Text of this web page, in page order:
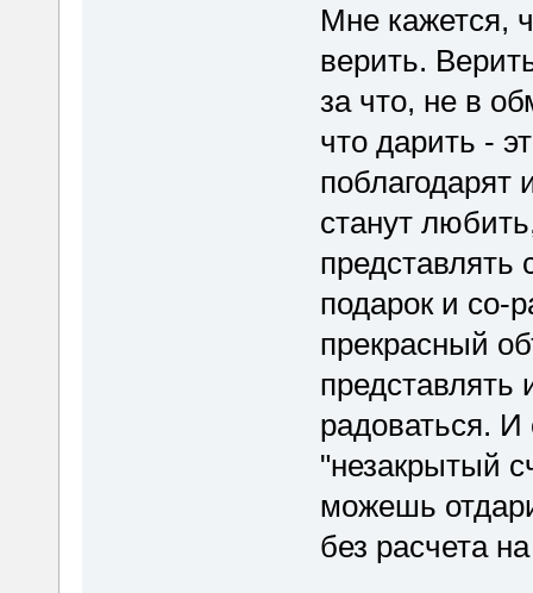
Мне кажется,
верить.
за что, не в
что дарить -
поблагодарят
станут
представлять
подарок и со-
прекрасный
представлять
радоваться. И
"незакрытый
можешь
без расчета